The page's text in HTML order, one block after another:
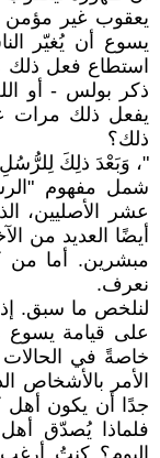
يعقوب غير مؤمن
يسوع أن يُغيّر
استطاع فعل ذلك
ذكر بولس - أو
يفعل ذلك مرات
ذلك؟
"، وَبَعْدَ ذلِكَ
شمل مفهوم
عشر الأصليين،
أيضًا العديد من
مبشرين. أما من
نعرف.
لنلخص ما سبق.
على قيامة يسوع
خاصةً في الحالات
الأمر بالأشخاص
جدًا أن يكون أهل
فلماذا يُصدّق